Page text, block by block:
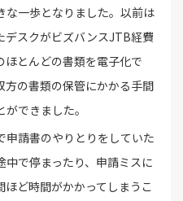
な一歩となりました。以前は
デスクがビズバンスJTB経費
ほとんどの書類を電子化で
方の書類の保管にかかる手間
できました。
申請書のやりとりをしていた
で停まったり、申請ミスに
ど時間がかかってしまうこ